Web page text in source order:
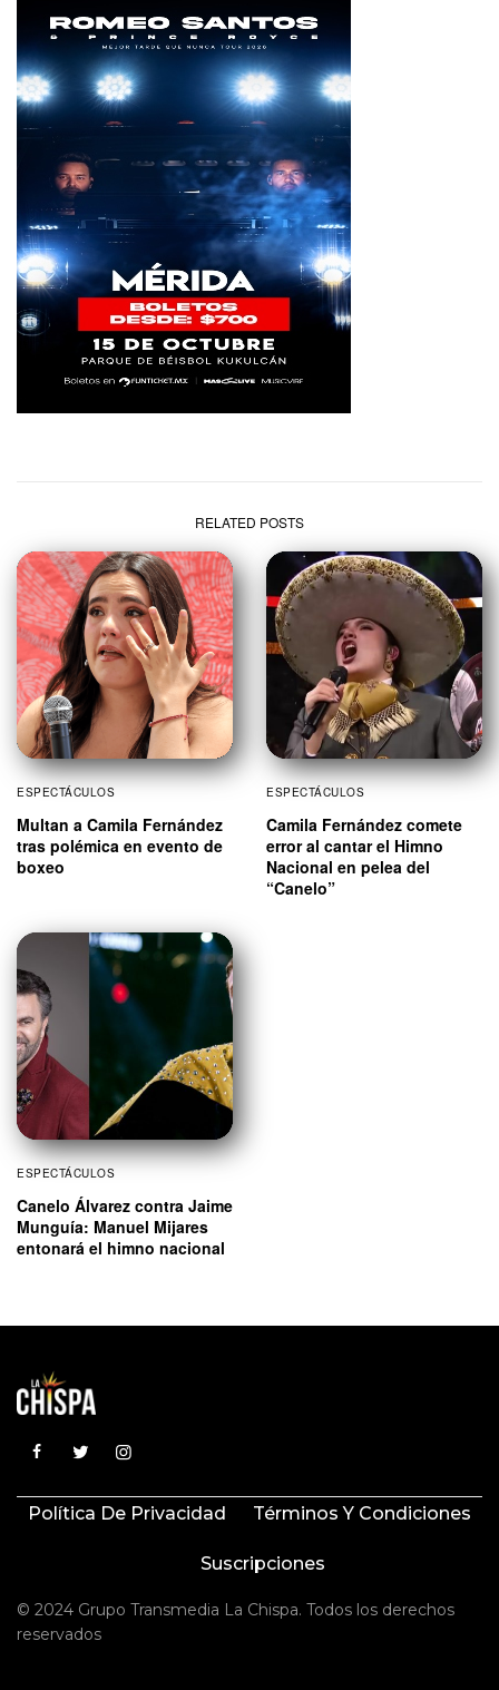
RELATED POSTS
ESPECTÁCULOS
Multan a Camila Fernández
tras polémica en evento de
boxeo
ESPECTÁCULOS
Camila Fernández comete
error al cantar el Himno
Nacional en pelea del
“Canelo”
ESPECTÁCULOS
Canelo Álvarez contra Jaime
Munguía: Manuel Mijares
entonará el himno nacional
Política De Privacidad Términos Y Condiciones
Suscripciones
© 2024 Grupo Transmedia La Chispa. Todos los derechos
reservados